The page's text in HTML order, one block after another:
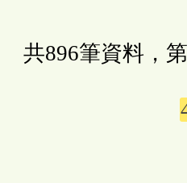
共896筆資料，